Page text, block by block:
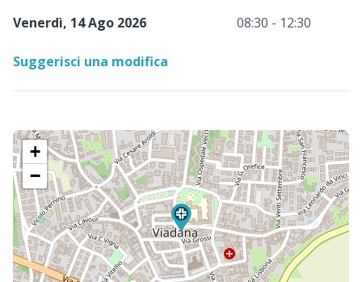
Venerdì, 14 Ago 2026
08:30 - 12:30
Suggerisci una modifica
+
−